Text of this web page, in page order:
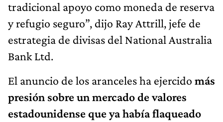
tradicional apoyo como moneda de reserva
y refugio seguro”, dijo Ray Attrill, jefe de
estrategia de divisas del National Australia
Bank Ltd.
El anuncio de los aranceles ha ejercido más
presión sobre un mercado de valores
estadounidense que ya había flaqueado